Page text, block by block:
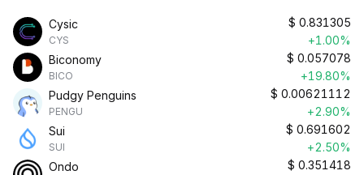
Cysic
CYS
$ 0.831305
+1.00%
Biconomy
BICO
$ 0.057078
+19.80%
Pudgy Penguins
PENGU
$ 0.00621112
+2.90%
Sui
SUI
$ 0.691602
+2.50%
Ondo
$ 0.351418